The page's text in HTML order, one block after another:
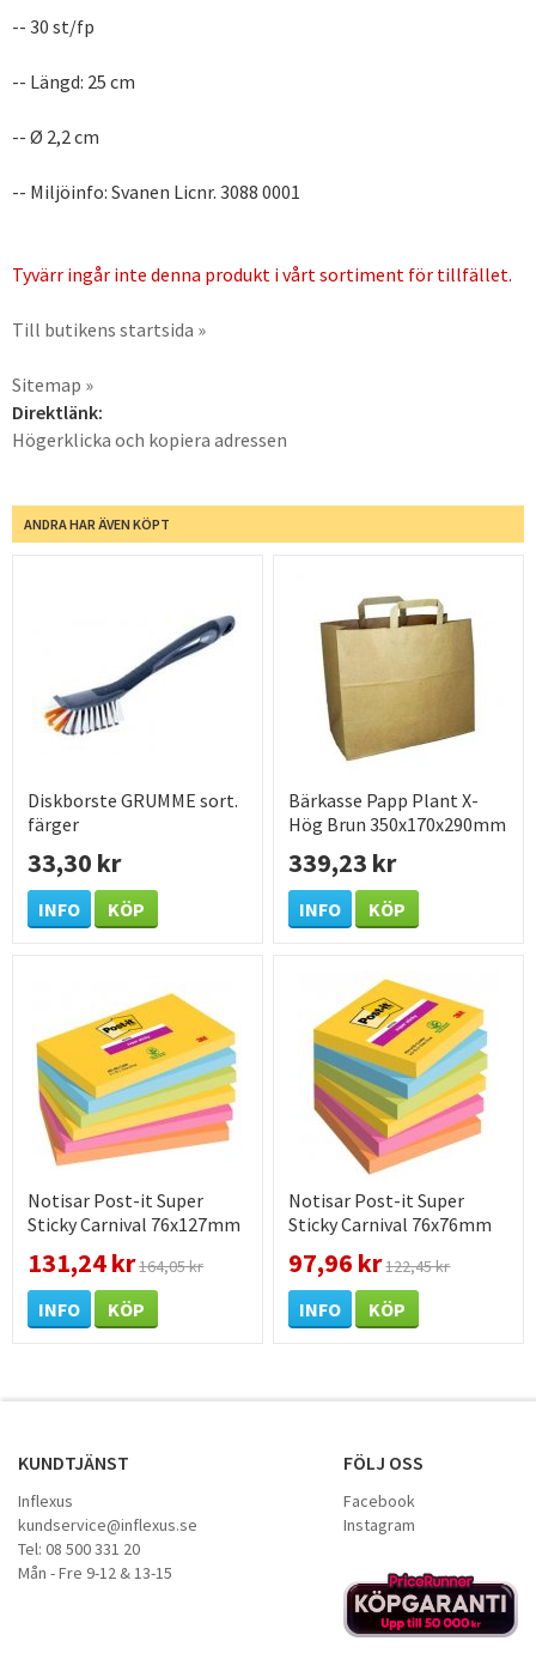
-- 30 st/fp
-- Längd: 25 cm
-- Ø 2,2 cm
-- Miljöinfo: Svanen Licnr. 3088 0001
Tyvärr ingår inte denna produkt i vårt sortiment för tillfället.
Till butikens startsida »
Sitemap »
Direktlänk:
Högerklicka och kopiera adressen
ANDRA HAR ÄVEN KÖPT
Diskborste GRUMME sort.
färger
33,30 kr
INFO KÖP
Bärkasse Papp Plant X-
Hög Brun 350x170x290mm
339,23 kr
INFO KÖP
Notisar Post-it Super
Sticky Carnival 76x127mm
131,24 kr164,05 kr
INFO KÖP
Notisar Post-it Super
Sticky Carnival 76x76mm
97,96 kr122,45 kr
INFO KÖP
KUNDTJÄNST
Inflexus
kundservice@inflexus.se
Tel: 08 500 331 20
Mån - Fre 9-12 & 13-15
FÖLJ OSS
Facebook
Instagram